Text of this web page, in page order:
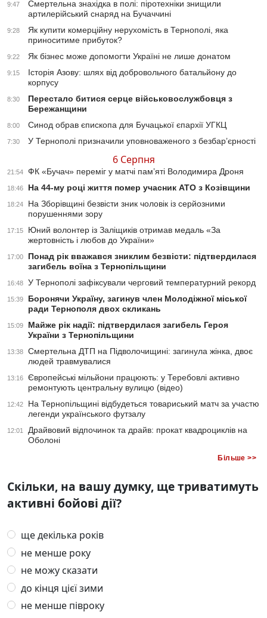
9:47
Смертельна знахідка в полі: піротехніки знищили
артилерійський снаряд на Бучаччині
9:28
Як купити комерційну нерухомість в Тернополі, яка
приноситиме прибуток?
9:22 Як бізнес може допомогти Україні не лише донатом
9:15
Історія Азову: шлях від добровольчого батальйону до
корпусу
8:30
Перестало битися серце військовослужбовця з
Бережанщини
8:00 Синод обрав єпископа для Бучацької єпархії УГКЦ
7:30 У Тернополі призначили уповноваженого з безбар’єрності
6 Серпня
21:54 ФК «Бучач» переміг у матчі пам’яті Володимира Дроня
18:46 На 44-му році життя помер учасник АТО з Козівщини
18:24
На Зборівщині безвісти зник чоловік із серйозними
порушеннями зору
17:15
Юний волонтер із Заліщиків отримав медаль «За
жертовність і любов до України»
17:00
Понад рік вважався зниклим безвісти: підтвердилася
загибель воїна з Тернопільщини
16:48 У Тернополі зафіксували черговий температурний рекорд
15:39
Боронячи Україну, загинув член Молодіжної міської
ради Тернополя двох скликань
15:09
Майже рік надії: підтвердилася загибель Героя
України з Тернопільщини
13:38
Смертельна ДТП на Підволочищині: загинула жінка, двоє
людей травмувалися
13:16
Європейські мільйони працюють: у Теребовлі активно
ремонтують центральну вулицю (відео)
12:42
На Тернопільщині відбудеться товариський матч за участю
легенди українського футзалу
12:01
Драйвовий відпочинок та драйв: прокат квадроциклів на
Оболоні
Більше >>
Скільки, на вашу думку, ще триватимуть
активні бойові дії?
ще декілька років
не менше року
не можу сказати
до кінця цієї зими
не менше півроку